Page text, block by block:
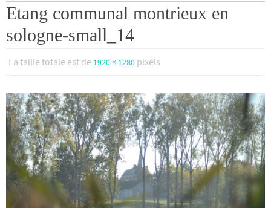
Etang communal montrieux en
sologne-small_14
La taille totale est de 1920 × 1280 pixels